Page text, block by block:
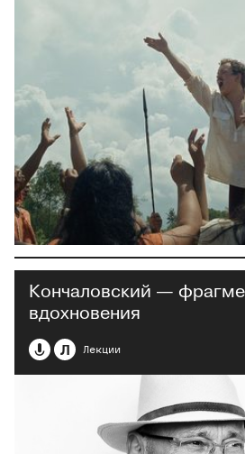
Кончаловский —
вдохновения
Л Лекции